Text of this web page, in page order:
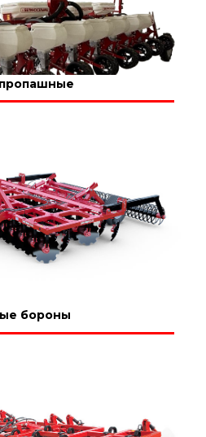
бороны